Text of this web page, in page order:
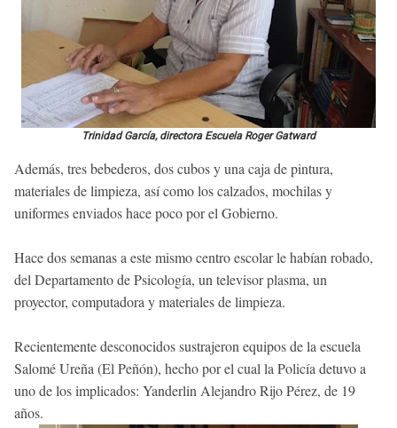
Trinidad García, directora Escuela Roger Gatward
Además, tres bebederos, dos cubos y una caja de pintura,
materiales de limpieza, así como los calzados, mochilas y
uniformes enviados hace poco por el Gobierno.
Hace dos semanas a este mismo centro escolar le habían robado,
del Departamento de Psicología, un televisor plasma, un
proyector, computadora y materiales de limpieza.
Recientemente desconocidos sustrajeron equipos de la escuela
Salomé Ureña (El Peñón), hecho por el cual la Policía detuvo a
uno de los implicados: Yanderlin Alejandro Rijo Pérez, de 19
años.